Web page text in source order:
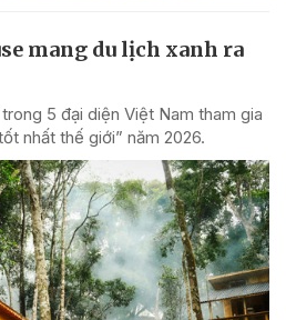
mang du lịch xanh ra
5 đại diện Việt Nam tham gia
nhất thế giới” năm 2026.